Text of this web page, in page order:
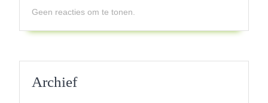
Geen reacties om te tonen.
Archief